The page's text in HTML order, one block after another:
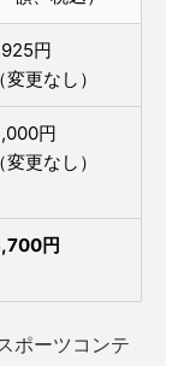
円
（変更なし）
円
（変更なし）
円
ポーツコンテ